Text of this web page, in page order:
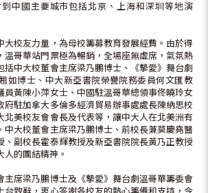
中國主要城市包括北京、上海和深圳等地演
大校友力量，為母校籌募教育發展經費。由於得
溫哥華站門票極為暢銷，全場座無虛席，氣氛熱
括中大校董會主席梁乃鵬博士、《摯愛》舞台劇
如博士、中大新亞書院榮譽院務委員何文匯教
員黃陳小萍女士、中國駐溫哥華總領事佟曉玲女
府駐加拿大多倫多經濟貿易辦事處處長陳納思校
北美校友會會長及代表等，讓中大人在北美洲有
中大校董會主席梁乃鵬博士、前校長兼莫慶堯醫
、副校長霍泰輝教授及新亞書院院長黃乃正教授
人的團結精神。
主席梁乃鵬博士及《摯愛》舞台劇溫哥華籌委會